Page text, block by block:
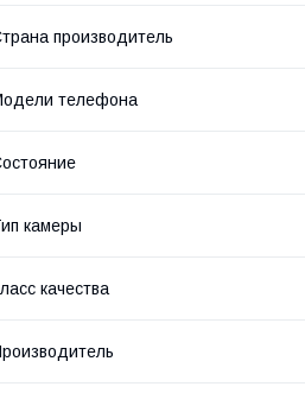
производитель
телефона
камеры
качества